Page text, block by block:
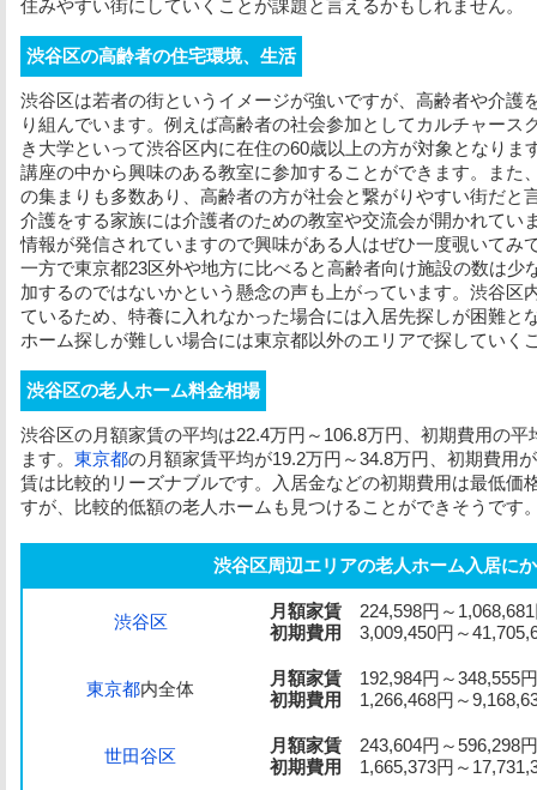
住みやすい街にしていくことが課題と言えるかもしれません。
渋谷区の高齢者の住宅環境、生活
渋谷区は若者の街というイメージが強いですが、高齢者や介護
り組んでいます。例えば高齢者の社会参加としてカルチャース
き大学といって渋谷区内に在住の60歳以上の方が対象となり
講座の中から興味のある教室に参加することができます。また
の集まりも多数あり、高齢者の方が社会と繋がりやすい街だと
介護をする家族には介護者のための教室や交流会が開かれてい
情報が発信されていますので興味がある人はぜひ一度覗いてみ
一方で東京都23区外や地方に比べると高齢者向け施設の数は少
加するのではないかという懸念の声も上がっています。渋谷区
ているため、特養に入れなかった場合には入居先探しが困難と
ホーム探しが難しい場合には東京都以外のエリアで探していく
渋谷区の老人ホーム料金相場
渋谷区の月額家賃の平均は22.4万円～106.8万円、 初期費用の平
ます。 東京都の月額家賃平均が19.2万円～34.8万円、 初期費用
賃は比較的リーズナブルです。入居金などの初期費用は最低価
すが、比較的低額の老人ホームも見つけることができそうです
渋谷区周辺エリアの老人ホーム入居に
渋谷区
月額家賃 224,598円～
初期費用
3,009,450円～
東京都内全体
月額家賃 192,984円～348,555円
初期費用
1,266,468円～
世田谷区
月額家賃 243,604円～596,298円
初期費用
1,665,373円～